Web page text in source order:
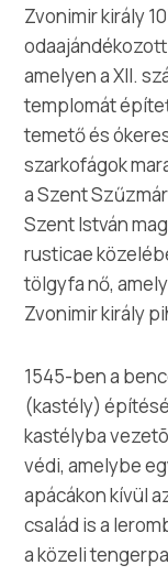
Multimédia
Safe in
hu
Villa Nika,
21216 Kaštel
Zvonimir király
amelyen a XII.
templomát
temető és
szarkofágok
a Szent
Szent István
rusticae
tölgyfa nő,
Zvonimir király
1545-ben a
(kastély)
kastélyba
védi, amelybe
apácákon kívül
család is a
a közeli